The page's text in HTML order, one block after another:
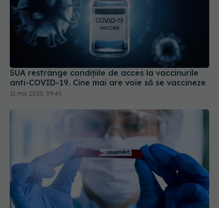
SUA restrânge condiţiile de acces la vaccinurile
anti-COVID-19. Cine mai are voie să se vaccineze
Ce au găsit cercetătorii în sângele pacienților
după COVID. Ce se întâmplă cu fierul din sânge